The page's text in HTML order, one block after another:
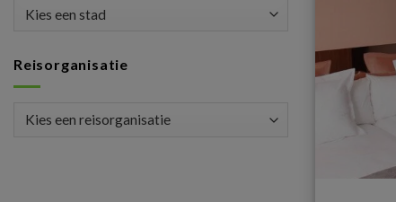
Reisorganisatie